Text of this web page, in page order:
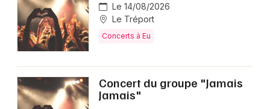
Le 14/08/2026
Le Tréport
Concerts à Eu
Concert du groupe "Jamais
Jamais"